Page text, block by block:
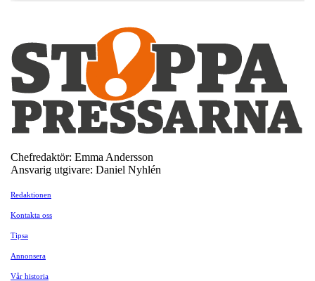
Chefredaktör: Emma Andersson
Ansvarig utgivare: Daniel Nyhlén
Redaktionen
Kontakta oss
Tipsa
Annonsera
Vår historia